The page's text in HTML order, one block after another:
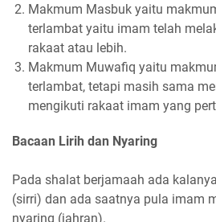
Makmum Masbuk yaitu
terlambat yaitu imam telah
rakaat atau lebih.
Makmum Muwafiq yaitu
terlambat, tetapi masih sama
mengikuti rakaat imam yang
Bacaan Lirih dan Nyaring
Pada shalat berjamaah ada
(sirri) dan ada saatnya pula imam
nyaring (jahran).